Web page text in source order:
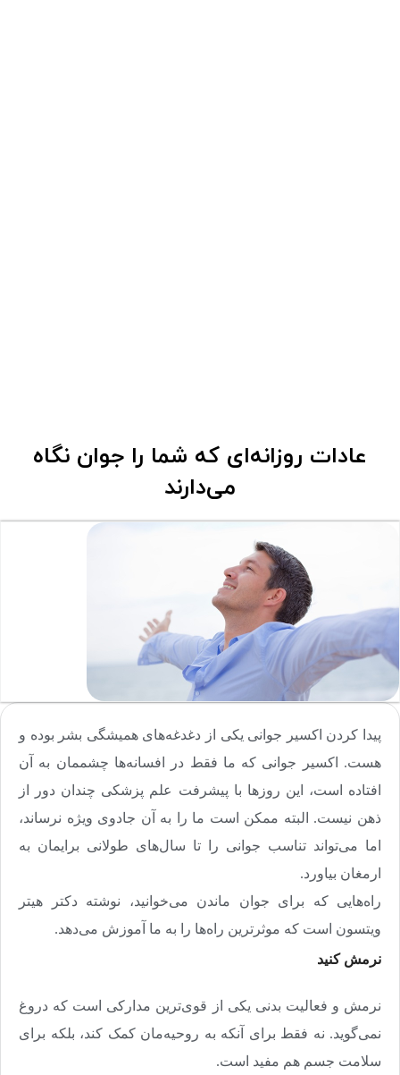
عادات روزانه‌ای که شما را جوان نگاه
می‌دارند
پیدا کردن اکسیر جوانی یکی از دغدغه‌های همیشگی بشر بوده و
هست. اکسیر جوانی که ما فقط در افسانه‌ها چشممان به آن
افتاده است، این روزها با پیشرفت علم پزشکی چندان دور از
ذهن نیست. البته ممکن است ما را به آن جادوی ویژه نرساند،
اما می‌تواند تناسب جوانی را تا سال‌های طولانی برایمان به
ارمغان بیاورد.
راه‌هایی که برای جوان ماندن می‌خوانید، نوشته دکتر هیتر
ویتسون است که موثرترین راه‌ها را به ما آموزش می‌دهد.
نرمش کنید
نرمش و فعالیت بدنی یکی از قوی‌ترین مدارکی است که دروغ
نمی‌گوید. نه فقط برای آنکه به روحیه‌مان کمک کند، بلکه برای
سلامت جسم هم مفید است.